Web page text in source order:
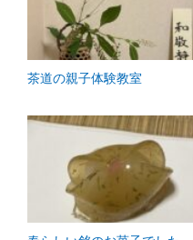
茶道の親子体験教室